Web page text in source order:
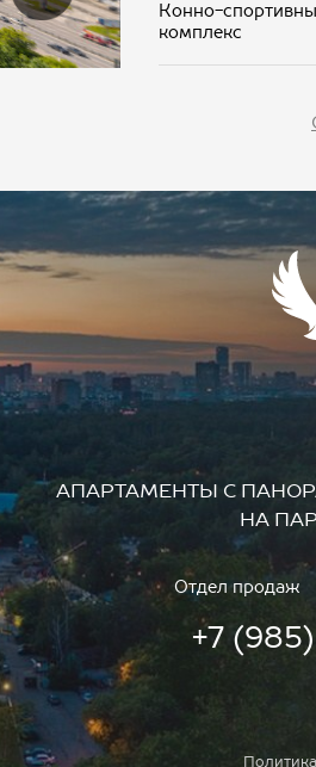
Конно-
комплекс
АПАРТАМЕНТЫ С
НА
Отдел продаж
+7